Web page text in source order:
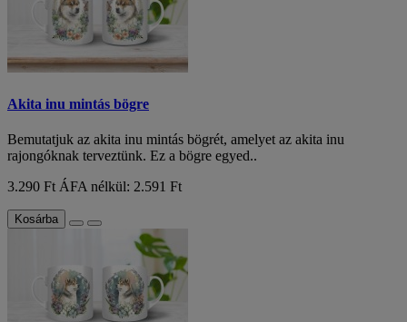
Akita inu mintás bögre
Bemutatjuk az akita inu mintás bögrét, amelyet az akita inu
rajongóknak terveztünk. Ez a bögre egyed..
3.290 Ft ÁFA nélkül: 2.591 Ft
Kosárba